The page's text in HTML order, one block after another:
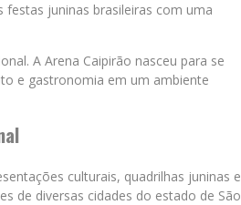
festas juninas brasileiras com uma
A Arena Caipirão nasceu para se
e gastronomia em um ambiente
culturais, quadrilhas juninas e
de diversas cidades do estado de São